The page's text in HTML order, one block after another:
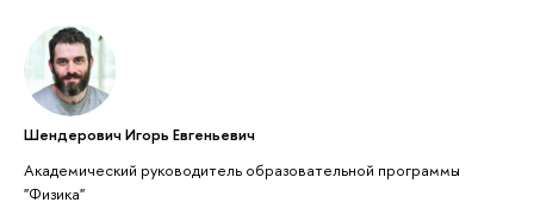
Шендерович Игорь Евгеньевич
Академический руководитель образовательной программы
"Физика"